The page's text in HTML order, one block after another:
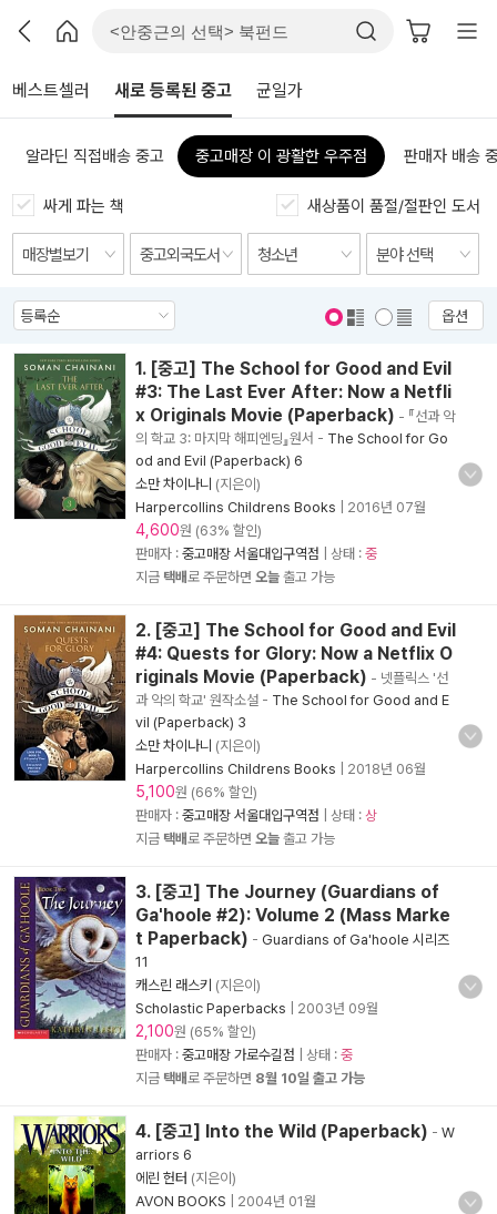
베스트셀러 새로 등록된 중고 균일가
알라딘 직접배송 중고 중고매장 이 광활한 우주점 판매자 배송
싸게 파는 책 새상품이 품절/절판인 도서
옵션
1. [중고] The School for Good and Evil
#3: The Last Ever After: Now a Netfli
x Originals Movie (Paperback) - 『선과 악
의 학교 3: 마지막 해피엔딩』원서 - The School for Go
od and Evil (Paperback) 6
소만 차이나니 (지은이)
Harpercollins Childrens Books
2016년 07월
4,600원 (63% 할인)
판매자 : 중고매장 서울대입구역점 | 상태 : 중
지금 택배로 주문하면 오늘 출고 가능
2. [중고] The School for Good and Evil
#4: Quests for Glory: Now a Netflix O
riginals Movie (Paperback) - 넷플릭스 '선
과 악의 학교' 원작소설 - The School for Good and E
vil (Paperback) 3
소만 차이나니 (지은이)
Harpercollins Childrens Books
2018년 06월
5,100원 (66% 할인)
판매자 : 중고매장 서울대입구역점 | 상태 : 상
지금 택배로 주문하면 오늘 출고 가능
3. [중고] The Journey (Guardians of
Ga'hoole #2): Volume 2 (Mass Marke
t Paperback) - Guardians of Ga'hoole 시리즈
11
캐스린 래스키 (지은이)
Scholastic Paperbacks
2003년 09월
2,100원 (65% 할인)
판매자 : 중고매장 가로수길점 | 상태 : 중
지금 택배로 주문하면 8월 10일 출고 가능
4. [중고] Into the Wild (Paperback) - W
arriors 6
에린 헌터 (지은이)
AVON BOOKS
2004년 01월